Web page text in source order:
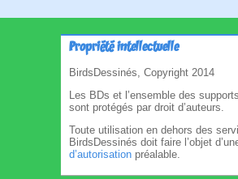
Propriété intellectuelle
BirdsDessinés, Copyright 2014
Les BDs et l’ensemble des
sont protégés par droit d’auteurs.
Toute utilisation en dehors des
BirdsDessinés doit faire l’objet
d’autorisation préalable.